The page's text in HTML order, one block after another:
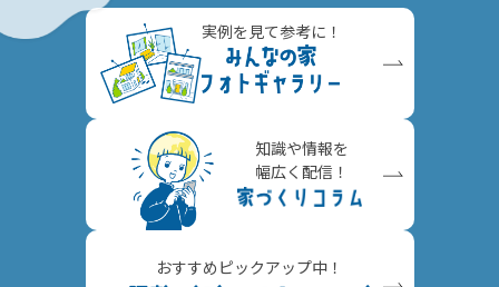
実例を見て参考に！
知識や情報を
幅広く配信！
おすすめピックアップ中！